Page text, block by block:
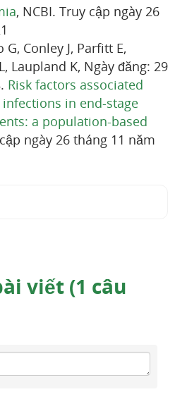
, NCBI. Truy cập ngày 26
G, Conley J, Parfitt E,
Laupland K, Ngày đăng: 29
Risk factors associated
in end-stage
a population-based
ngày 26 tháng 11 năm
viết (1 câu